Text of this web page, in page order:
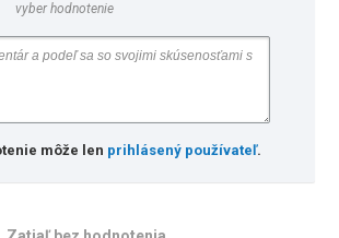
vyber hodnotenie
môže len prihlásený používateľ.